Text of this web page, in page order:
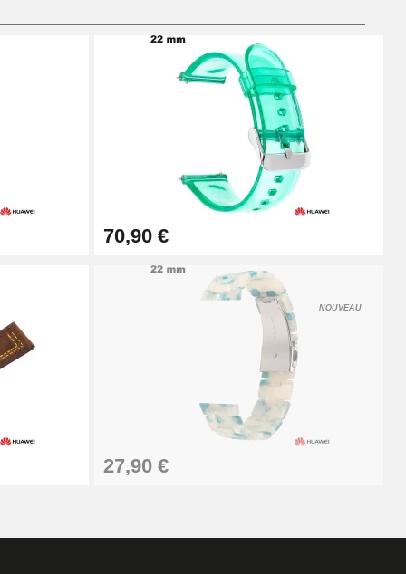
Ajouter au panier
Ajouter au panier
Ajouter au panier
Ajouter au panier
Ajouter au panier
70,90 €
NOUVEAU
27,90 €